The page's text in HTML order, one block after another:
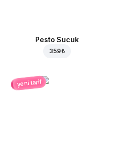
Pesto Sucuk
359 ₺
yeni tarif